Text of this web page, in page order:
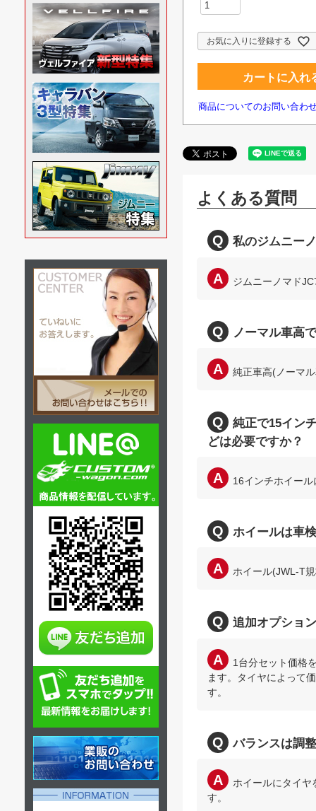
お気に入りに登録する
カートに入れ
商品についてのお問い合わ
よくある質問
私のジムニー
ジムニーノマド
ノーマル車高
純正車高(ノーマ
純正で15イン
どは必要ですか？
16インチホイー
ホイールは車
ホイール(JWL-T
追加オプショ
1台分セット価格
ます。タイヤによって
す。
バランスは調
ホイールにタイヤ
す。